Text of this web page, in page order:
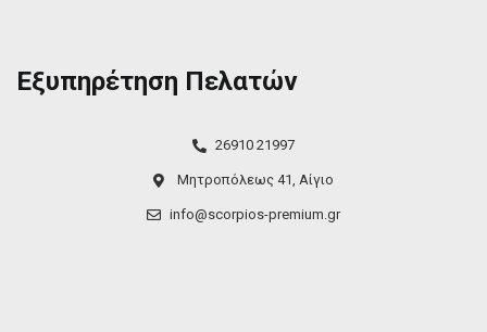
Εξυπηρέτηση Πελατών
26910 21997
Μητροπόλεως 41, Αίγιο
info@scorpios-premium.gr